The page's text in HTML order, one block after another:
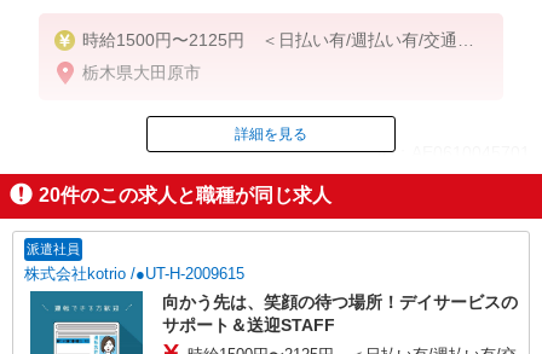
時給1500円〜2125円 ＜日払い有/週払い有/交通費
全支給(ガソリン代含む)＞
栃木県大田原市
ID：AE0610045701
掲載期間終了
詳細を見る
20件のこの求人と職種が同じ求人
派遣社員
株式会社kotrio /●UT-H-2009615
向かう先は、笑顔の待つ場所！デイサービスの
サポート＆送迎STAFF